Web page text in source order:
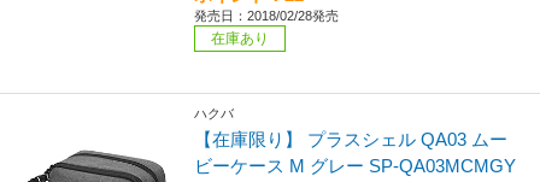
発売日：2018/02/28発売
在庫あり
ハクバ
【在庫限り】 プラスシェル QA03 ムー
ビーケース M グレー SP-QA03MCMGY